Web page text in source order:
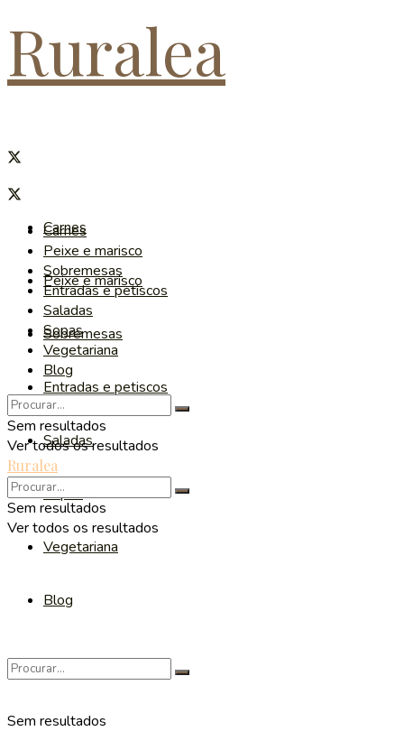
Ruralea
Carnes
Peixe e marisco
Sobremesas
Entradas e petiscos
Saladas
Sopas
Vegetariana
Blog
Sem resultados
Carnes
Peixe e marisco
Sobremesas
Entradas e petiscos
Saladas
Sopas
Vegetariana
Blog
Sem resultados
Ver todos os resultados
Ruralea
Sem resultados
Ver todos os resultados